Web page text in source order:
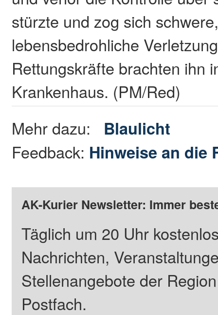
stürzte und zog sich
lebensbedrohliche
Rettungskräfte brachten ihn
Krankenhaus. (PM/Red)
Mehr dazu: Blaulicht
Feedback: Hinweise an die
AK-Kurier Newsletter: Immer
Täglich um 20 Uhr
Nachrichten,
Stellenangebote der
Postfach.